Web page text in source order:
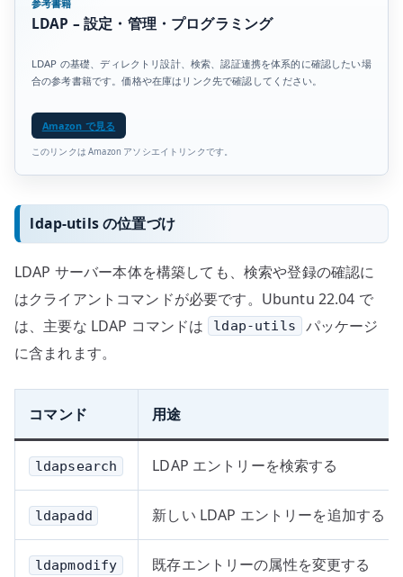
参考書籍
LDAP – 設定・管理・プログラミング
LDAP の基礎、ディレクトリ設計、検索、認証連携を体系的に確認したい場
合の参考書籍です。価格や在庫はリンク先で確認してください。
Amazon で見る
このリンクは Amazon アソシエイトリンクです。
ldap-utils の位置づけ
LDAP サーバー本体を構築しても、検索や登録の確認に
はクライアントコマンドが必要です。Ubuntu 22.04 で
は、主要な LDAP コマンドは
ldap-utils
パッケージ
に含まれます。
コマンド 用途
ldapsearch LDAP エントリーを検索する
ldapadd 新しい LDAP エントリーを追加する
ldapmodify 既存エントリーの属性を変更する